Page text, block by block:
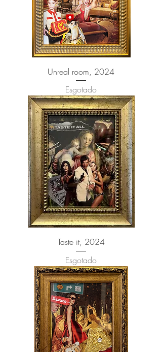
Unreal room, 2024
Esgotado
Taste it, 2024
Esgotado